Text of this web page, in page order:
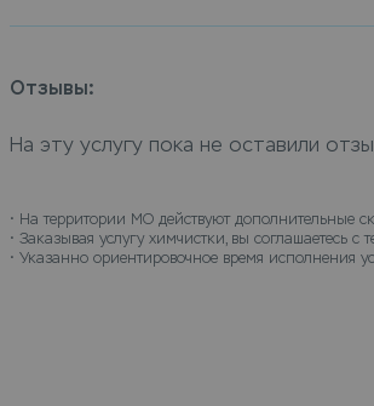
Сдать чехлы автомобильные,
закажите химчистку с доставкой на
доставит их чистыми.
Отзывы:
На эту услугу пока не оставили
• На территории МО действуют дополнительные
• Заказывая услугу химчистки, вы соглашаетесь
• Указанно ориентировочное время исполнения